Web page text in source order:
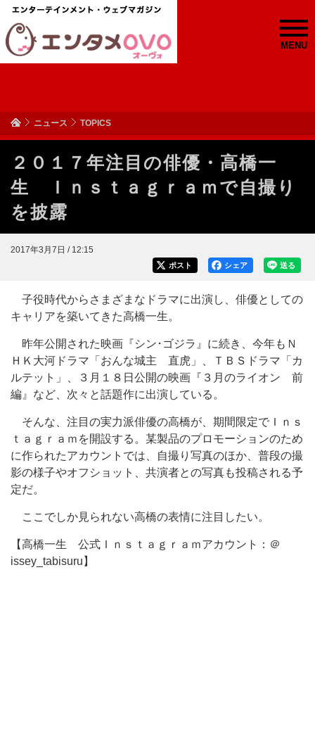
MENU
ニュース TOPICS
２０１７年注目の俳優・高橋一
生 Ｉｎｓｔａｇｒａｍで自撮り
を披露
2017年3月7日 / 12:15
送る
シェア
ポスト
子役時代からさまざまなドラマに出演し、俳優としての
キャリアを築いてきた高橋一生。
昨年公開された映画『シン･ゴジラ』に続き、今年もＮ
ＨＫ大河ドラマ「おんな城主 直虎」、ＴＢＳドラマ「カ
ルテット」、３月１８日公開の映画『３月のライオン 前
編』など、次々と話題作に出演している。
そんな、注目の実力派俳優の高橋が、期間限定でＩｎｓ
ｔａｇｒａｍを開設する。某製品のプロモーションのため
に作られたアカウントでは、自撮り写真のほか、普段の撮
影の様子やオフショット、共演者との写真も投稿される予
定だ。
ここでしか見られない高橋の表情に注目したい。
【高橋一生 公式Ｉｎｓｔａｇｒａｍアカウント：＠
issey_tabisuru】